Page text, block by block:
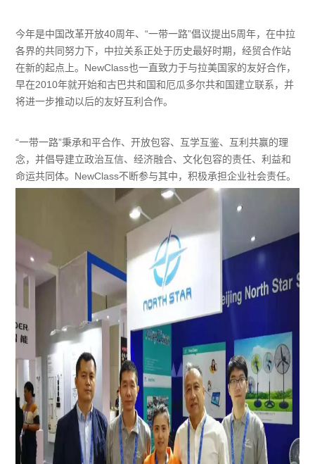
今年是中国改革开放40周年、“一带一路”倡议提出5周年，在中拉
各界的共同努力下，中拉关系正处于历史最好时期，经贸合作站
在新的起点上。NewClass也一直致力于与拉美国家的友好合作，
早在2010年就开始和古巴共和国和厄瓜多尔共和国建立联系，并
将进一步推动以后的友好互利合作。
“一带一路”秉承和平合作、开放包容、互学互鉴、互利共赢的理
念，并倡导建立政治互信、经济融合、文化包容的责任、利益和
命运共同体。NewClass不断参与其中，积极承担企业社会责任。